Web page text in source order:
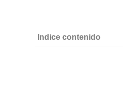
Indice contenido